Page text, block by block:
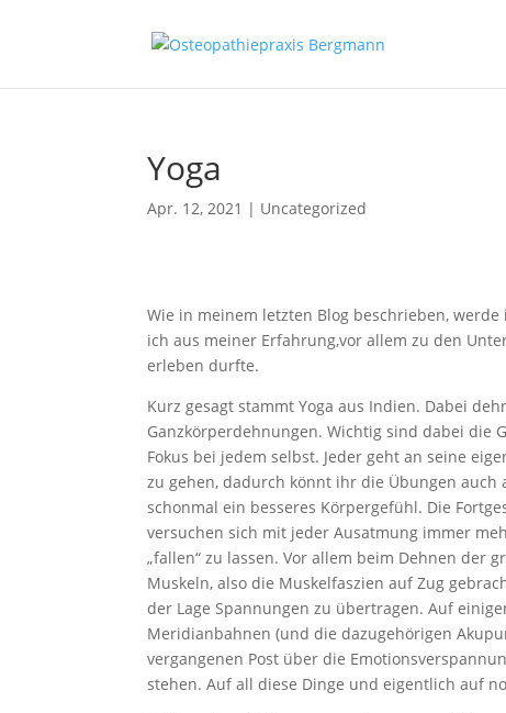
Yoga
Apr. 12, 2021 | Uncategorized
Wie in meinem letzten Blog beschrieben,
ich aus meiner Erfahrung,vor allem zu den
erleben durfte.
Kurz gesagt stammt Yoga aus Indien. Dabei
Ganzkörperdehnungen. Wichtig sind dabei die
Fokus bei jedem selbst. Jeder geht an seine
zu gehen, dadurch könnt ihr die Übungen
schonmal ein besseres Körpergefühl. Die
versuchen sich mit jeder Ausatmung immer
„fallen“ zu lassen. Vor allem beim Dehnen der
Muskeln, also die Muskelfaszien auf Zug
der Lage Spannungen zu übertragen. Auf
Meridianbahnen (und die dazugehörigen
vergangenen Post über die
stehen. Auf all diese Dinge und eigentlich auf